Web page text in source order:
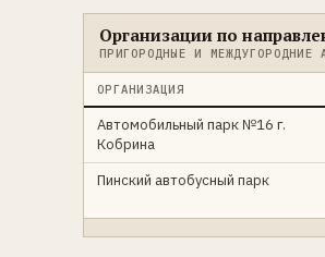
Организации по
ПРИГОРОДНЫЕ И МЕЖДУГОРОДНИЕ
ОРГАНИЗАЦИЯ
Автомобильный парк №16 г.
Кобрина
Пинский автобусный парк